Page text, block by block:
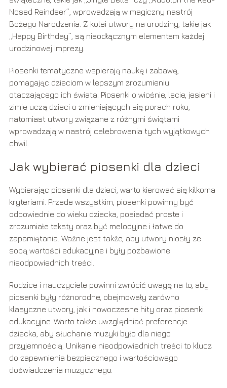
Nosed Reindeer”, wprowadzają w magiczny nastrój
Bożego Narodzenia. Z kolei utwory na urodziny, takie jak
„Happy Birthday”, są nieodłącznym elementem każdej
urodzinowej imprezy.
Piosenki tematyczne wspierają naukę i zabawę,
pomagając dzieciom w lepszym zrozumieniu
otaczającego ich świata. Piosenki o wiośnie, lecie, jesieni i
zimie uczą dzieci o zmieniających się porach roku,
natomiast utwory związane z różnymi świętami
wprowadzają w nastrój celebrowania tych wyjątkowych
chwil.
Jak wybierać piosenki dla dzieci
Wybierając piosenki dla dzieci, warto kierować się kilkoma
kryteriami. Przede wszystkim, piosenki powinny być
odpowiednie do wieku dziecka, posiadać proste i
zrozumiałe teksty oraz być melodyjne i łatwe do
zapamiętania. Ważne jest także, aby utwory niosły ze
sobą wartości edukacyjne i były pozbawione
nieodpowiednich treści.
Rodzice i nauczyciele powinni zwrócić uwagę na to, aby
piosenki były różnorodne, obejmowały zarówno
klasyczne utwory, jak i nowoczesne hity oraz piosenki
edukacyjne. Warto także uwzględniać preferencje
dziecka, aby słuchanie muzyki było dla niego
przyjemnością. Unikanie nieodpowiednich treści to klucz
do zapewnienia bezpiecznego i wartościowego
doświadczenia muzycznego.